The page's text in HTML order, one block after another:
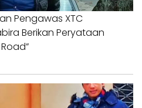
Pengawas XTC
Berikan Peryataan